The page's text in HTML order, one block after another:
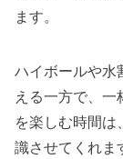
ます。
ハイボールや水
える一方で、
を楽しむ時間は
識させてくれま